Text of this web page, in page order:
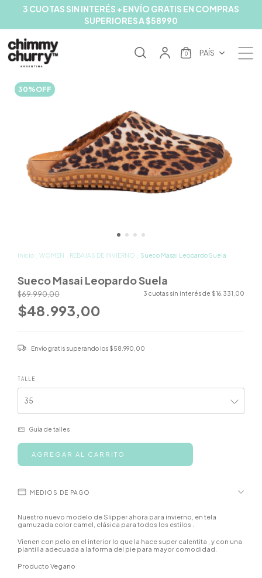
3 CUOTAS SIN INTERÉS + ENVÍO GRATIS EN COMPRAS
SUPERIORES A $58990
0 PAÍS
30%OFF
Inicio WOMEN REBAJAS DE INVIERNO Sueco Masai Leopardo Suela
Sueco Masai Leopardo Suela
$69.990,00
$48.993,00
3 cuotas sin interés de $16.331,00
Envío gratis superando los $58.990,00
TALLE
Guía de talles
MEDIOS DE PAGO
Nuestro nuevo modelo de Slipper ahora para invierno, en tela
gamuzada color camel, clásica para todos los estilos .
Vienen con pelo en el interior lo que la hace super calentita , y con una
plantilla adecuada a la forma del pie para mayor comodidad.
Producto Vegano